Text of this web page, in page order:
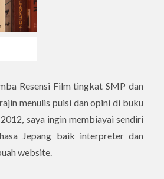
Resensi Film tingkat SMP dan
menulis puisi dan opini di buku
saya ingin membiayai sendiri
Jepang baik interpreter dan
website.